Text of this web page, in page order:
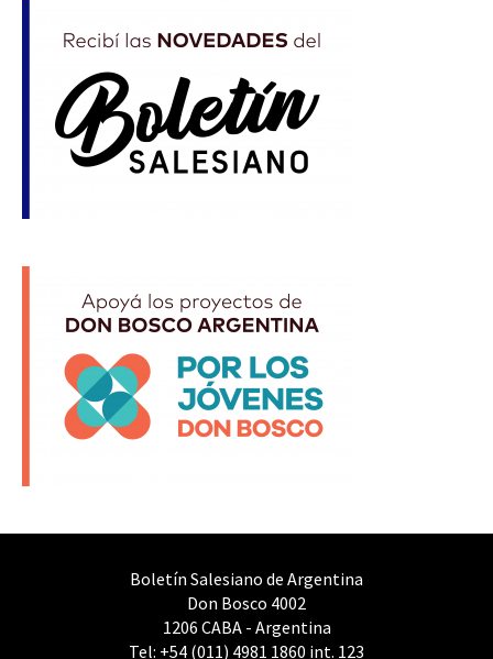
Boletín Salesiano de Argentina
Don Bosco 4002
1206 CABA - Argentina
Tel: +54 (011) 4981 1860 int. 123